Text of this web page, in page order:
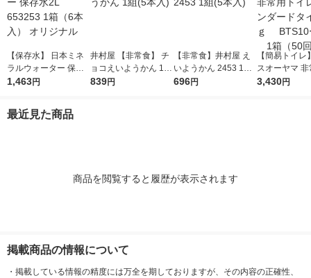
【保存水】 日本ミネ
ラルウォーター 保存
水2L 653253 1箱（6
1,463円
井村屋 【非常食】 チ
ョコえいようかん 1組
(5本入)
839円
【非常食】井村屋 え
いようかん 2453 1組
(5本入)
696円
【簡易トイレ
スオーヤマ
イレ スタンダ
3,430円
最近見た商品
商品を閲覧すると履歴が表示されます
掲載商品の情報について
・ 掲載している情報の精度には万全を期しておりますが、その内容の正確性、